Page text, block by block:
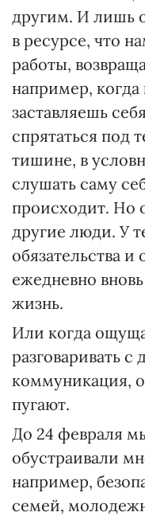
другим. И лишь
в ресурсе, что
работы,
например,
заставляешь
спрятаться под
тишине, в
слушать саму
происходит. Но
другие люди. У
обязательства и
ежедневно
жизнь.
Или когда
разговаривать
коммуникация,
пугают.
До 24 февраля
обустраивали
например,
семей,